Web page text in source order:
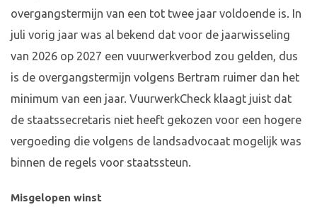
overgangstermijn van een tot twee jaar voldoende is. In
juli vorig jaar was al bekend dat voor de jaarwisseling
van 2026 op 2027 een vuurwerkverbod zou gelden, dus
is de overgangstermijn volgens Bertram ruimer dan het
minimum van een jaar. VuurwerkCheck klaagt juist dat
de staatssecretaris niet heeft gekozen voor een hogere
vergoeding die volgens de landsadvocaat mogelijk was
binnen de regels voor staatssteun.
Misgelopen winst